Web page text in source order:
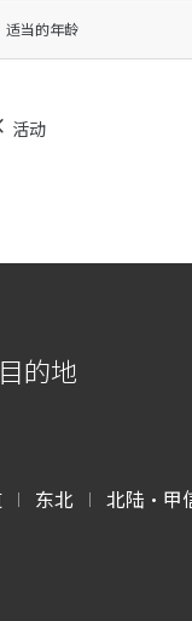
适当的年龄
活动
的地
| 东北 | 北陆・甲